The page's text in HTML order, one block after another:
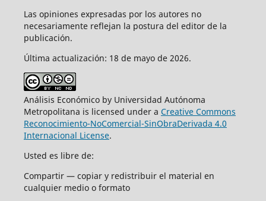
Las opiniones expresadas por los autores no
necesariamente reflejan la postura del editor de la
publicación.
Última actualización: 18 de mayo de 2026.
Análisis Económico by Universidad Autónoma
Metropolitana is licensed under a Creative Commons
Reconocimiento-NoComercial-SinObraDerivada 4.0
Internacional License.
Usted es libre de:
Compartir — copiar y redistribuir el material en
cualquier medio o formato